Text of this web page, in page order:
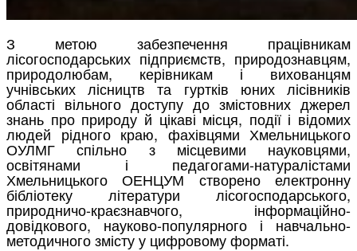
З метою забезпечення працівникам
лісогосподарських підприємств, природознавцям,
природолюбам, керівникам і вихованцям
учнівських лісництв та гуртків юних лісівників
області вільного доступу до змістовних джерел
знань про природу й цікаві місця, події і відомих
людей рідного краю, фахівцями Хмельницького
ОУЛМГ спільно з місцевими науковцями,
освітянами і педагогами-натуралістами
Хмельницького ОЕНЦУМ створено електронну
бібліотеку літератури лісогосподарського,
природничо-краєзнавчого, інформаційно-
довідкового, науково-популярного і навчально-
методичного змісту у цифровому форматі.